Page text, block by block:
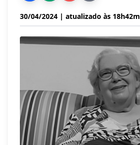
30/04/2024 | atualizado às 18h42m